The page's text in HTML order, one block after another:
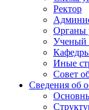
Ректор
Органы
Ученый
Иные
Совет
Сведения об